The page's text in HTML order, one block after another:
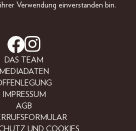
Verwendung einverstanden bin.
DAS TEAM
MEDIADATEN
IMPRESSUM
AGB
UND COOKIES